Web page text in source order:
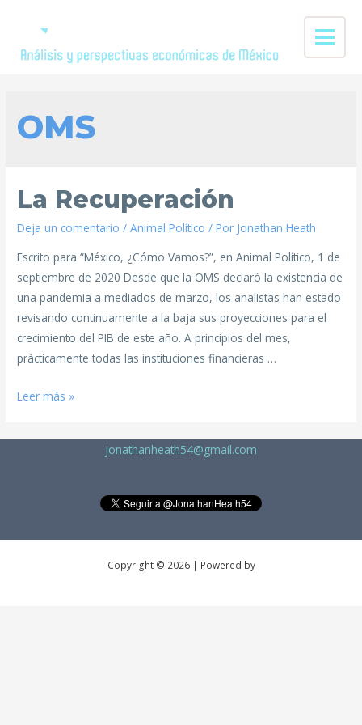
OMS
La Recuperación
Deja un comentario /Animal Político / Por Jonathan Heath
Escrito para “México, ¿Cómo Vamos?”, en Animal Político, 1 de
septiembre de 2020 Desde que la OMS declaró la existencia de
una pandemia a mediados de marzo, los analistas han estado
revisando continuamente a la baja sus proyecciones para el
crecimiento del PIB de este año. A principios del mes,
prácticamente todas las instituciones financieras …
Leer más »
jonathanheath54@gmail.com
Copyright © 2026 | Powered by